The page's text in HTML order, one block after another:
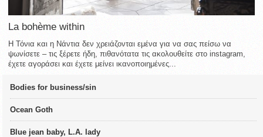
La bohème within
Η Τόνια και η Νάντια δεν χρειάζονται εμένα για να σας πείσω να
ψωνίσετε – τις ξέρετε ήδη, πιθανότατα τις ακολουθείτε στο instagram,
έχετε αγοράσει και έχετε μείνει ικανοποιημένες...
Bodies for business/sin
Ocean Goth
Blue jean baby, L.A. lady